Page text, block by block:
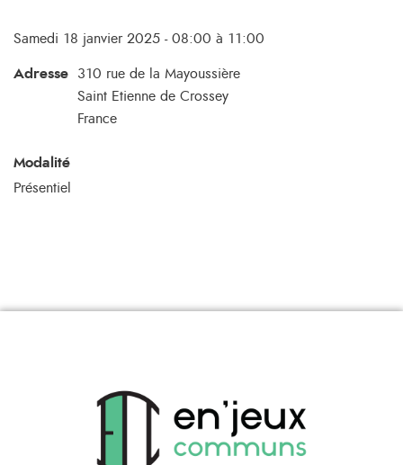
Samedi 18 janvier 2025 - 08:00 à 11:00
Adresse
310 rue de la Mayoussière
Saint Etienne de Crossey
France
Modalité
Présentiel